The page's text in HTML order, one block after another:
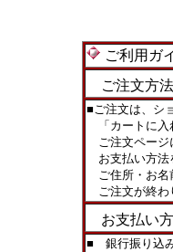
ご利用ガ
ご注文方
■ご注文は、シ
「カートに入
ご注文ページ
お支払い方法
ご住所・お名
ご注文が終わ
お支払い
■ 銀行振り込み